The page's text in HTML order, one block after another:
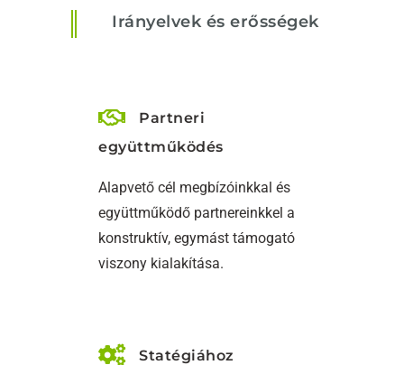
Irányelvek és erősségek
Partneri
együttműködés
Alapvető cél megbízóinkkal és
együttműködő partnereinkkel a
konstruktív, egymást támogató
viszony kialakítása.
Statégiához